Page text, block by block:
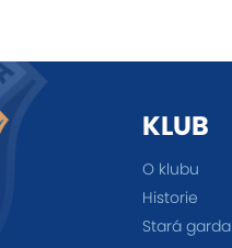
KLUB
O klubu
Historie
Stará garda